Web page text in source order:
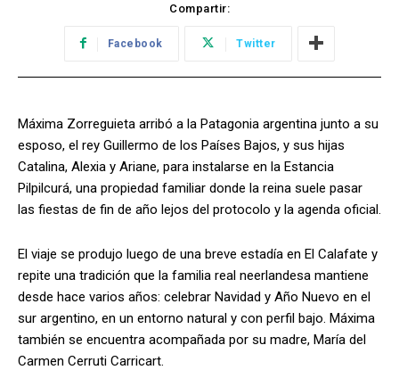
Compartir:
Facebook Twitter
Máxima Zorreguieta arribó a la Patagonia argentina junto a su
esposo, el rey Guillermo de los Países Bajos, y sus hijas
Catalina, Alexia y Ariane, para instalarse en la Estancia
Pilpilcurá, una propiedad familiar donde la reina suele pasar
las fiestas de fin de año lejos del protocolo y la agenda oficial.
El viaje se produjo luego de una breve estadía en El Calafate y
repite una tradición que la familia real neerlandesa mantiene
desde hace varios años: celebrar Navidad y Año Nuevo en el
sur argentino, en un entorno natural y con perfil bajo. Máxima
también se encuentra acompañada por su madre, María del
Carmen Cerruti Carricart.